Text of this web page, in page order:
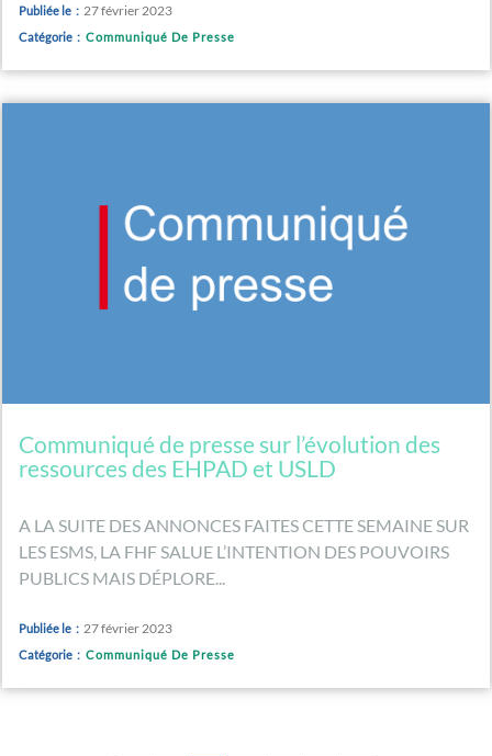
Publiée le : 27 février 2023
Catégorie : Communiqué De Presse
Communiqué de presse sur l’évolution des
ressources des EHPAD et USLD
A LA SUITE DES ANNONCES FAITES CETTE SEMAINE SUR
LES ESMS, LA FHF SALUE L’INTENTION DES POUVOIRS
PUBLICS MAIS DÉPLORE...
Publiée le : 27 février 2023
Catégorie : Communiqué De Presse